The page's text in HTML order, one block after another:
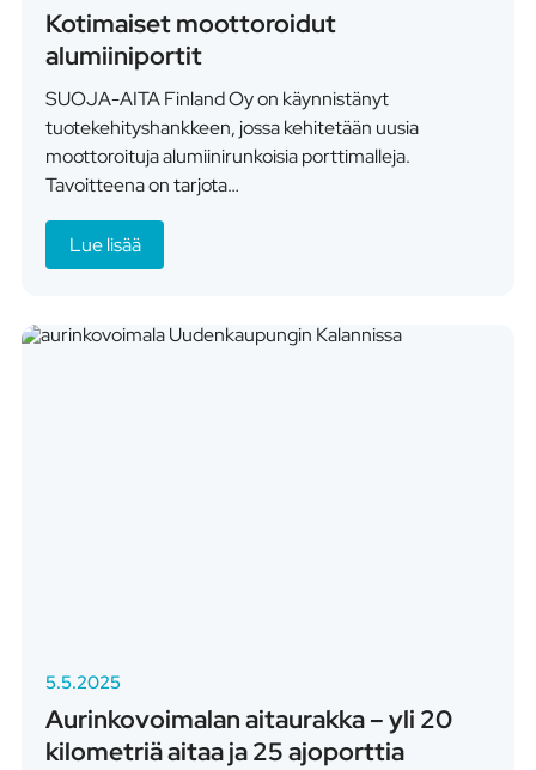
Kotimaiset moottoroidut
alumiiniportit
SUOJA-AITA Finland Oy on käynnistänyt
tuotekehityshankkeen, jossa kehitetään uusia
moottoroituja alumiinirunkoisia porttimalleja.
Tavoitteena on tarjota…
Lue lisää
5.5.2025
Aurinkovoimalan aitaurakka – yli 20
kilometriä aitaa ja 25 ajoporttia